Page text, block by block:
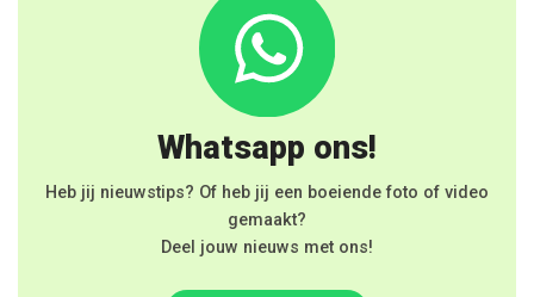
Whatsapp ons!
Heb jij nieuwstips? Of heb jij een boeiende foto of video
gemaakt?
Deel jouw nieuws met ons!